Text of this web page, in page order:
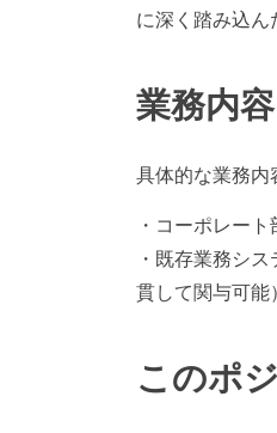
に深く踏み込ん
業務内容
具体的な業務内
・コーポレー
・既存業務シ
貫して関与可能）
このポ